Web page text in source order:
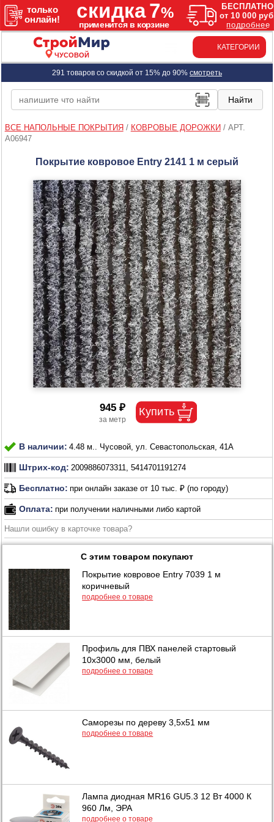
ЧУСОВОЙ
КАТЕГОРИИ
291 товаров со скидкой от 15% до 90% смотреть
ВСЕ НАПОЛЬНЫЕ ПОКРЫТИЯ / КОВРОВЫЕ ДОРОЖКИ / АРТ.
A06947
Покрытие ковровое Entry 2141 1 м серый
945 ₽
В наличии: 4.48 м.. Чусовой, ул. Севастопольская, 41А
Штрих-код: 2009886073311, 5414701191274
Бесплатно: при онлайн заказе от 10 тыс. ₽ (по городу)
Оплата: при получении наличными либо картой
Нашли ошибку в карточке товара?
С этим товаром покупают
Покрытие ковровое Entry 7039 1 м
коричневый
подробнее о товаре
Профиль для ПВХ панелей стартовый
10х3000 мм, белый
подробнее о товаре
Саморезы по дереву 3,5х51 мм
подробнее о товаре
Лампа диодная MR16 GU5.3 12 Вт 4000 К
960 Лм, ЭРА
подробнее о товаре